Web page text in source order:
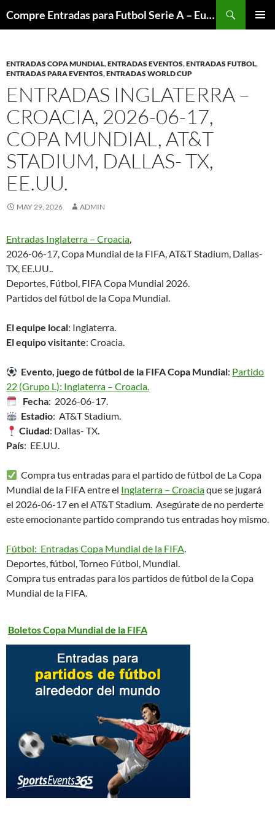
to
Compre Entradas para Futbol Serie A – Europa League – Premier League – Bundesliga
ENTRADAS COPA MUNDIAL,ENTRADAS EVENTOS,ENTRADAS FUTBOL,
ENTRADAS PARA EVENTOS,ENTRADAS WORLD CUP
ENTRADAS INGLATERRA –
CROACIA, 2026-06-17,
COPA MUNDIAL, AT&T
STADIUM, DALLAS- TX,
EE.UU.
MAY 29, 2026 ADMIN
Entradas Inglaterra – Croacia,
2026-06-17, Copa Mundial de la FIFA, AT&T Stadium, Dallas-
TX, EE.UU..
Deportes, Fútbol, FIFA Copa Mundial 2026.
Partidos del fútbol de la Copa Mundial.
El equipe local: Inglaterra.
El equipo visitante: Croacia.
Evento, juego de fútbol de la FIFA Copa Mundial: Partido
22 (Grupo L): Inglaterra – Croacia.
Fecha: 2026-06-17.
Estadio: AT&T Stadium.
Ciudad: Dallas- TX.
País: EE.UU.
Compra tus entradas para el partido de fútbol de La Copa
Mundial de la FIFA entre el Inglaterra – Croaciaque se jugará
el 2026-06-17 en el AT&T Stadium. Asegúrate de no perderte
este emocionante partido comprando tus entradas hoy mismo.
Fútbol: Entradas Copa Mundial de la FIFA.
Deportes, fútbol, Torneo Fútbol, Mundial.
Compra tus entradas para los partidos de fútbol de la Copa
Mundial de la FIFA.
Boletos Copa Mundial de la FIFA